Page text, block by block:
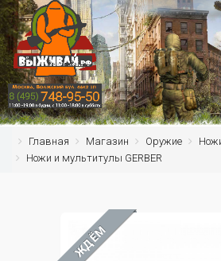
Главная Магазин Оружие
Ножи и мультитулы GERBER
ЖДЁМ